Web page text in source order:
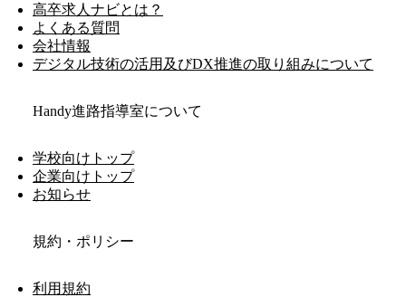
高卒求人ナビとは？
よくある質問
会社情報
デジタル技術の活用及びDX推進の取り組みについて
Handy進路指導室について
学校向けトップ
企業向けトップ
お知らせ
規約・ポリシー
利用規約